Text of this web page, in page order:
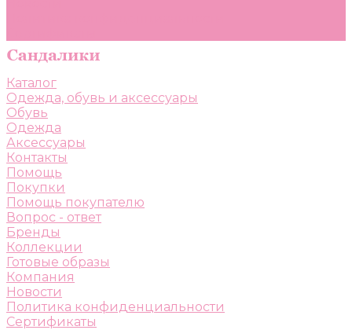
Каталог
Одежда, обувь и аксессуары
Обувь
Одежда
Аксессуары
Контакты
Помощь
Покупки
Помощь покупателю
Вопрос - ответ
Бренды
Коллекции
Готовые образы
Компания
Новости
Политика конфиденциальности
Сертификаты